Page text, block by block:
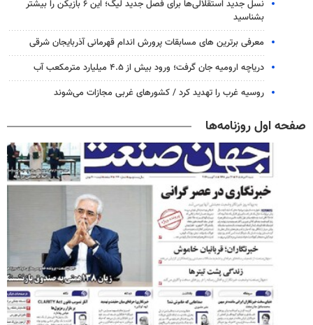
نسل جدید استقلالی‌ها برای فصل جدید لیگ؛ این ۶ بازیکن را بیشتر
بشناسید
معرفی برترین های مسابقات پرورش اندام قهرمانی آذربایجان شرقی
دریاچه ارومیه جان گرفت؛ ورود بیش از ۴.۵ میلیارد مترمکعب آب
روسیه غرب را تهدید کرد / کشورهای غربی مجازات می‌شوند
صفحه اول روزنامه‌ها